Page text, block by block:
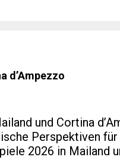
d’Ampezzo
und Cortina
Perspektiven
2026 in Mailand